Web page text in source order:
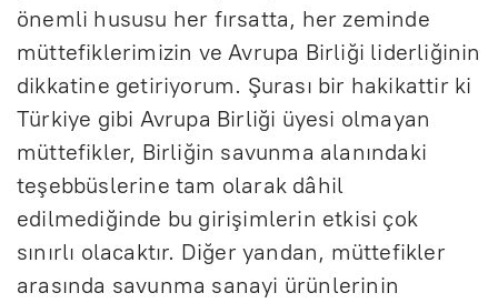
önemli hususu her fırsatta, her zeminde
müttefiklerimizin ve Avrupa Birliği liderliğinin
dikkatine getiriyorum. Şurası bir hakikattir ki
Türkiye gibi Avrupa Birliği üyesi olmayan
müttefikler, Birliğin savunma alanındaki
teşebbüslerine tam olarak dâhil
edilmediğinde bu girişimlerin etkisi çok
sınırlı olacaktır. Diğer yandan, müttefikler
arasında savunma sanayi ürünlerinin